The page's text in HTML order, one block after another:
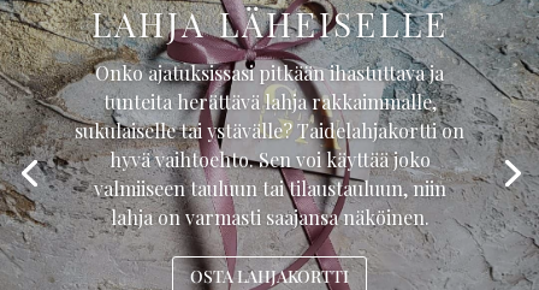
LAHJA LÄHEISELLE
Onko ajatuksissasi pitkään ihastuttava ja
tunteita herättävä lahja rakkaimmalle,
sukulaiselle tai ystävälle? Taidelahjakortti on
hyvä vaihtoehto. Sen voi käyttää joko
valmiiseen tauluun tai tilaustauluun, niin
lahja on varmasti saajansa näköinen.
OSTA LAHJAKORTTI